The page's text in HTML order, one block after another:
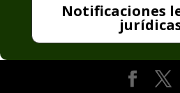
Notificaciones